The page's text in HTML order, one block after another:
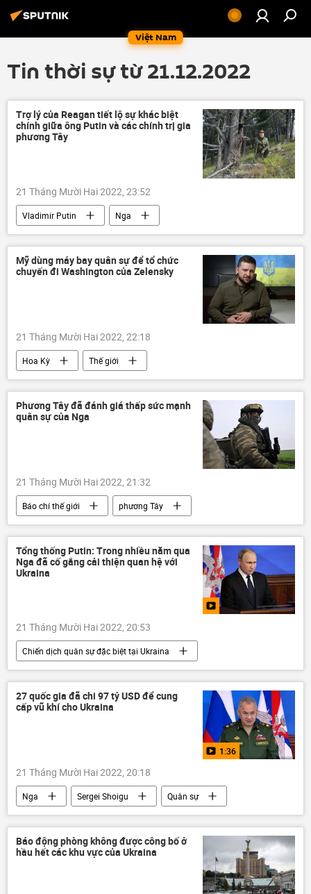
Việt Nam
Tin thời sự từ 21.12.2022
Trợ lý của Reagan tiết lộ sự khác biệt
chính giữa ông Putin và các chính trị gia
phương Tây
21 Tháng Mười Hai 2022, 23:52
Vladimir Putin
Nga
Báo chí thế giới
Ronald Reagan
phương Tây
Mỹ dùng máy bay quân sự để tổ chức
chuyến đi Washington của Zelensky
21 Tháng Mười Hai 2022, 22:18
Hoa Kỳ
Thế giới
Vladimir Zelensky
Ukraina
Phương Tây đã đánh giá thấp sức mạnh
quân sự của Nga
21 Tháng Mười Hai 2022, 21:32
Báo chí thế giới
phương Tây
Thế giới
Quân sự Ukraina
Tổng thống Putin: Trong nhiều năm qua
Nga đã cố gắng cải thiện quan hệ với
Ukraina
21 Tháng Mười Hai 2022, 20:53
Chiến dịch quân sự đặc biệt tại Ukraina
Nga
Ukraina
Vladimir Putin
Chính trị
Cuộc khủng hoảng ở Ukraina
Vladimir Zelensky
Sáp nhập DNR, LNR, Zaporozhye và Kherson vào Nga
Kherson
27 quốc gia đã chi 97 tỷ USD để cung
cấp vũ khí cho Ukraina
1:36
21 Tháng Mười Hai 2022, 20:18
Nga Sergei Shoigu
Quân sự
phương Tây
Chiến dịch quân sự đặc biệt tại Ukraina
Ukraina
Cuộc khủng hoảng ở Ukraina
Báo động phòng không được công bố ở
hầu hết các khu vực của Ukraina